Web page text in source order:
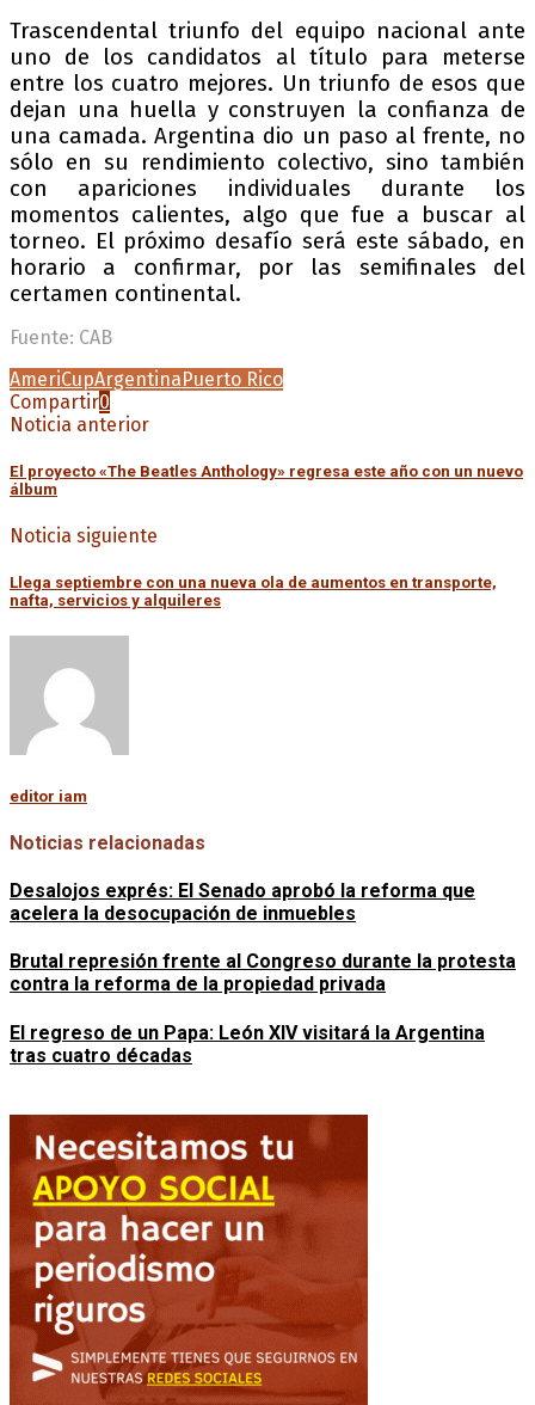
Trascendental triunfo del equipo nacional ante
uno de los candidatos al título para meterse
entre los cuatro mejores. Un triunfo de esos que
dejan una huella y construyen la confianza de
una camada. Argentina dio un paso al frente, no
sólo en su rendimiento colectivo, sino también
con apariciones individuales durante los
momentos calientes, algo que fue a buscar al
torneo. El próximo desafío será este sábado, en
horario a confirmar, por las semifinales del
certamen continental.
Fuente: CAB
AmeriCupArgentinaPuerto Rico
Compartir0
Noticia anterior
El proyecto «The Beatles Anthology» regresa este año con un nuevo
álbum
Noticia siguiente
Llega septiembre con una nueva ola de aumentos en transporte,
nafta, servicios y alquileres
editor iam
Noticias relacionadas
Desalojos exprés: El Senado aprobó la reforma que
acelera la desocupación de inmuebles
Brutal represión frente al Congreso durante la protesta
contra la reforma de la propiedad privada
El regreso de un Papa: León XIV visitará la Argentina
tras cuatro décadas